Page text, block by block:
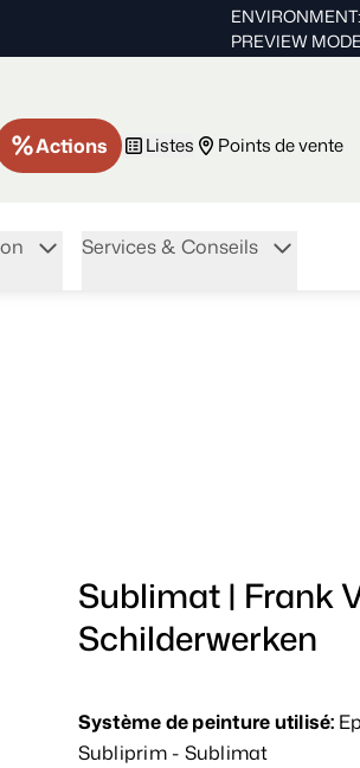
Actions Listes Points de vente
Services & Conseils
Sublimat | Frank
Schilderwerken
Système de peinture utilisé:
Subliprim - Sublimat
PREVIEW